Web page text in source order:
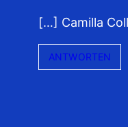
[…] Camilla
ANTWORTEN